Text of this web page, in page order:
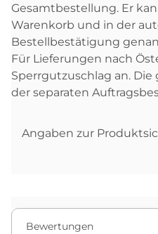
Gesamtbestellung. Er
Warenkorb und in der
Bestellbestätigung
Für Lieferungen nach
Sperrgutzuschlag an.
der separaten
Angaben zur
Bewertungen